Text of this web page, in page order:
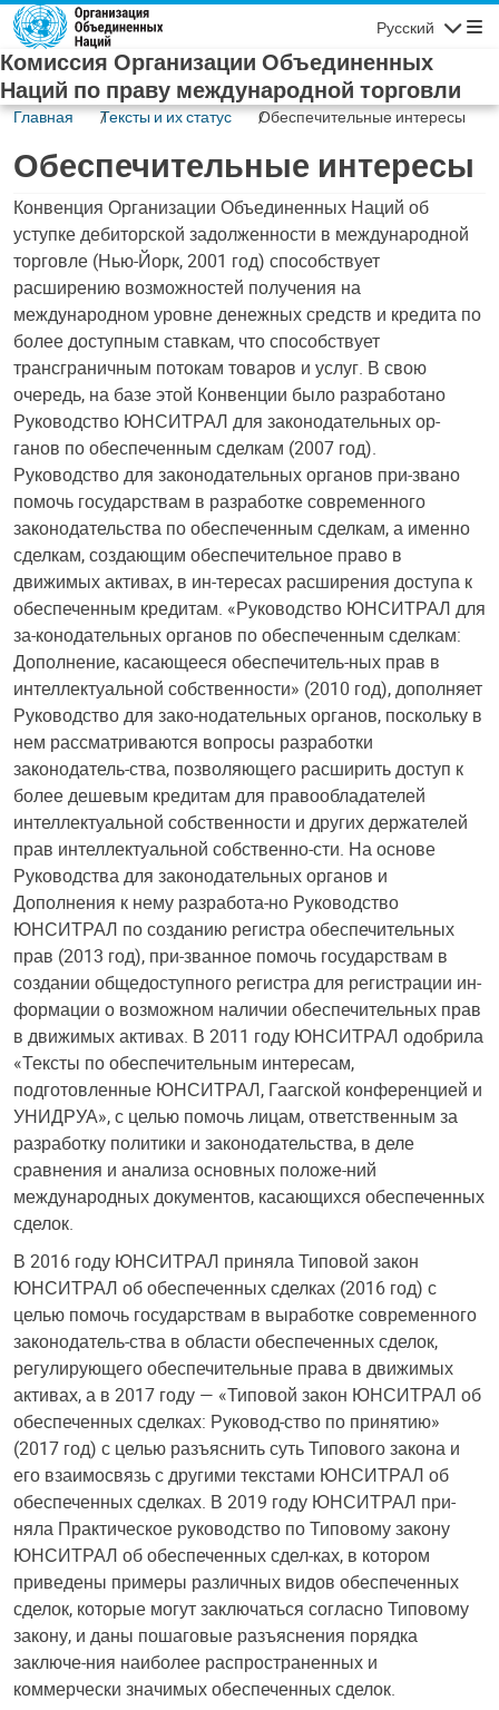
Skip to main content
Русский
Комиссия Организации Объединенных
Наций по праву международной торговли
Главная Тексты и их статус Обеспечительные интересы
Обеспечительные интересы
Конвенция Организации Объединенных Наций об
уступке дебиторской задолженности в международной
торговле (Нью-Йорк, 2001 год) способствует
расширению возможностей получения на
международном уровне денежных средств и кредита по
более доступным ставкам, что способствует
трансграничным потокам товаров и услуг. В свою
очередь, на базе этой Конвенции было разработано
Руководство ЮНСИТРАЛ для законодательных ор-
ганов по обеспеченным сделкам (2007 год).
Руководство для законодательных органов при-звано
помочь государствам в разработке современного
законодательства по обеспеченным сделкам, а именно
сделкам, создающим обеспечительное право в
движимых активах, в ин-тересах расширения доступа к
обеспеченным кредитам. «Руководство ЮНСИТРАЛ для
за-конодательных органов по обеспеченным сделкам:
Дополнение, касающееся обеспечитель-ных прав в
интеллектуальной собственности» (2010 год), дополняет
Руководство для зако-нодательных органов, поскольку в
нем рассматриваются вопросы разработки
законодатель-ства, позволяющего расширить доступ к
более дешевым кредитам для правообладателей
интеллектуальной собственности и других держателей
прав интеллектуальной собственно-сти. На основе
Руководства для законодательных органов и
Дополнения к нему разработа-но Руководство
ЮНСИТРАЛ по созданию регистра обеспечительных
прав (2013 год), при-званное помочь государствам в
создании общедоступного регистра для регистрации ин-
формации о возможном наличии обеспечительных прав
в движимых активах. В 2011 году ЮНСИТРАЛ одобрила
«Тексты по обеспечительным интересам,
подготовленные ЮНСИТРАЛ, Гаагской конференцией и
УНИДРУА», с целью помочь лицам, ответственным за
разработку политики и законодательства, в деле
сравнения и анализа основных положе-ний
международных документов, касающихся обеспеченных
сделок.
В 2016 году ЮНСИТРАЛ приняла Типовой закон
ЮНСИТРАЛ об обеспеченных сделках (2016 год) с
целью помочь государствам в выработке современного
законодатель-ства в области обеспеченных сделок,
регулирующего обеспечительные права в движимых
активах, а в 2017 году — «Типовой закон ЮНСИТРАЛ об
обеспеченных сделках: Руковод-ство по принятию»
(2017 год) с целью разъяснить суть Типового закона и
его взаимосвязь с другими текстами ЮНСИТРАЛ об
обеспеченных сделках. В 2019 году ЮНСИТРАЛ при-
няла Практическое руководство по Типовому закону
ЮНСИТРАЛ об обеспеченных сдел-ках, в котором
приведены примеры различных видов обеспеченных
сделок, которые могут заключаться согласно Типовому
закону, и даны пошаговые разъяснения порядка
заключе-ния наиболее распространенных и
коммерчески значимых обеспеченных сделок.